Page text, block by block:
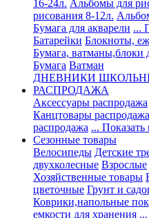
16-24л. Альбомы для
рисования 8-12л.
Бумага для акварели ...
Батарейки Блокноты,
Бумага, ватманы,блоки
Бумага Ватман
ДНЕВНИКИ
РАСПРОДАЖА
Аксессуары распродажа
Канцтовары распродажа
распродажа ... Показать
Сезонные товары
Велосипеды Детские
двухколесные Взрослые
Хозяйственные товары
цветочные Грунт и
Коврики,напольные
емкости для хранения